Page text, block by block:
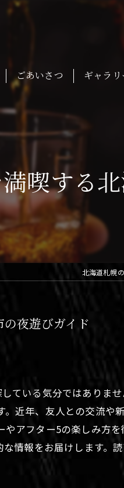
ごあいさつ ギャラリ
喫する
北海道札幌
夜遊びガイド
ている気分ではありま
近年、友人との交流
アフター5の楽しみ方
情報をお届けします